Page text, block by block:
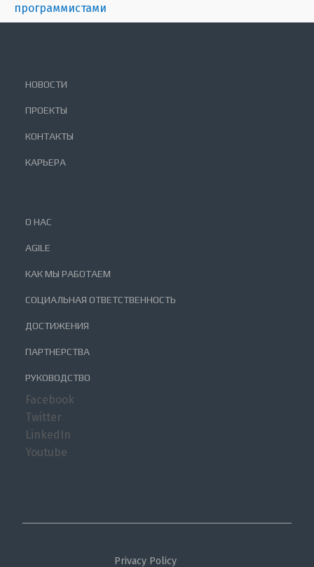
программистами
НОВОСТИ
ПРОЕКТЫ
КОНТАКТЫ
КАРЬЕРА
О НАС
AGILE
КАК МЫ РАБОТАЕМ
СОЦИАЛЬНАЯ ОТВЕТСТВЕННОСТЬ
ДОСТИЖЕНИЯ
ПАРТНЕРСТВА
РУКОВОДСТВО
Facebook
Twitter
LinkedIn
Youtube
Privacy Policy